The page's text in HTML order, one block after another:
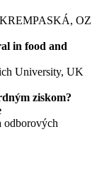
OZ
in food and
University, UK
ziskom?